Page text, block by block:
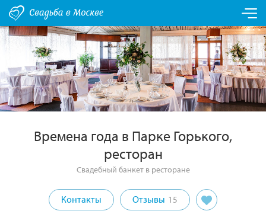
Времена года в Парке Горького,
ресторан
Свадебный банкет в ресторане
Контакты Отзывы 15